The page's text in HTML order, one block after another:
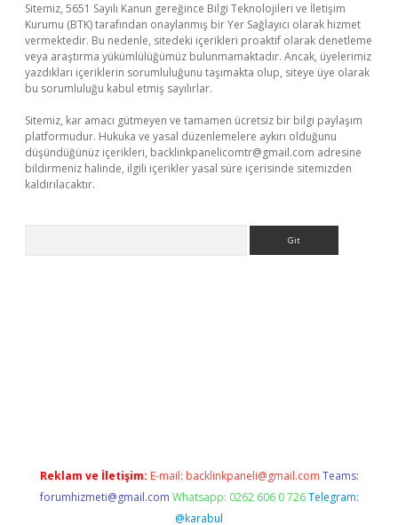
Sitemiz, 5651 Sayılı Kanun gereğince Bilgi Teknolojileri ve İletişim
Kurumu (BTK) tarafından onaylanmış bir Yer Sağlayıcı olarak hizmet
vermektedir. Bu nedenle, sitedeki içerikleri proaktif olarak denetleme
veya araştırma yükümlülüğümüz bulunmamaktadır. Ancak, üyelerimiz
yazdıkları içeriklerin sorumluluğunu taşımakta olup, siteye üye olarak
bu sorumluluğu kabul etmiş sayılırlar.
Sitemiz, kar amacı gütmeyen ve tamamen ücretsiz bir bilgi paylaşım
platformudur. Hukuka ve yasal düzenlemelere aykırı olduğunu
düşündüğünüz içerikleri, backlinkpanelicomtr@gmail.com adresine
bildirmeniz halinde, ilgili içerikler yasal süre içerisinde sitemizden
kaldırılacaktır.
Reklam ve İletişim: E-mail: backlinkpaneli@gmail.com Teams:
forumhizmeti@gmail.com Whatsapp: 0262 606 0 726 Telegram:
@karabul